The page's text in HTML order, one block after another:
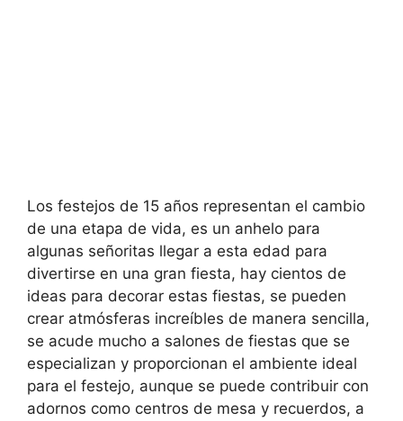
Los festejos de 15 años representan el cambio
de una etapa de vida, es un anhelo para
algunas señoritas llegar a esta edad para
divertirse en una gran fiesta, hay cientos de
ideas para decorar estas fiestas, se pueden
crear atmósferas increíbles de manera sencilla,
se acude mucho a salones de fiestas que se
especializan y proporcionan el ambiente ideal
para el festejo, aunque se puede contribuir con
adornos como centros de mesa y recuerdos, a